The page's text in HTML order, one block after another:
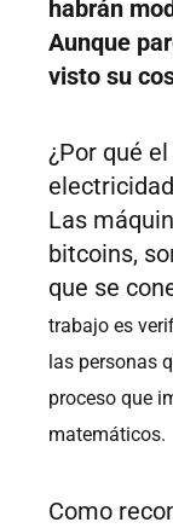
habrán
Aunque
visto su
¿Por qué
Las
bitcoins,
que se
trabajo es
las personas
proceso que
matemáticos.
Como